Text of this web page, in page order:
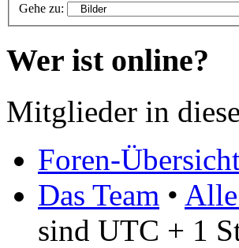
Gehe zu:
Wer ist online?
Mitglieder in
Foren-
Das Team •
sind UTC + 1